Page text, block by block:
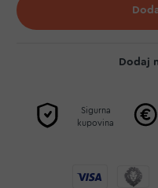
Dodaj
Sigurna
kupovina